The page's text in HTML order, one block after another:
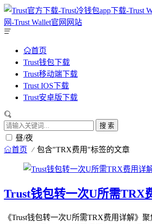
首页
Trust钱包下载
Trust移动端下载
Trust IOS下载
Trust安卓版下载
搜 索
昼/夜
首页 包含"TRX费用"标签的文章
Trust钱包转一次U所需TRX
《Trust钱包转一次U所需TRX费用详解》